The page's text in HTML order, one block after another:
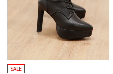
SALE